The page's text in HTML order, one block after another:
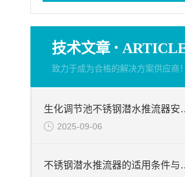
技术文章 ·
致力于成为合格的解决方案供应商！
生化调节池
2025-09-06
不锈钢潜水